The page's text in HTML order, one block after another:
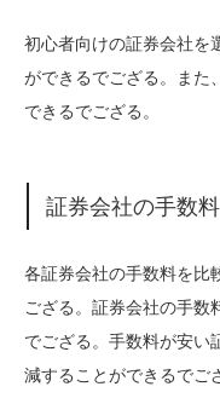
初心者向けの証券会社を
ができるでござる。また
できるでござる。
証券会社の手数
各証券会社の手数料を比
ござる。証券会社の手数
でござる。手数料が安い
減することができるでご